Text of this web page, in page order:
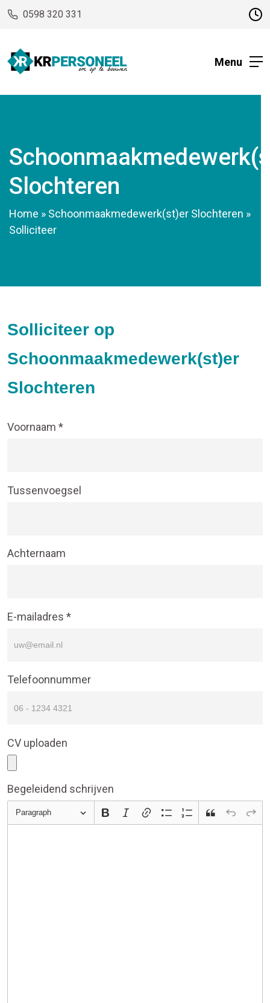
0598 320 331
Menu
Slochteren
Home » Schoonmaakmedewerk(st)er Slochteren »
Solliciteer
Solliciteer op
Schoonmaakmedewerk(st)er
Slochteren
Voornaam *
Tussenvoegsel
Achternaam
E-mailadres *
Telefoonnummer
CV uploaden
Begeleidend schrijven
Paragraph